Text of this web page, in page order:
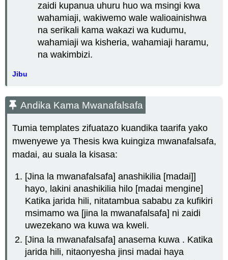
zaidi kupanua uhuru huo wa msingi kwa
wahamiaji, wakiwemo wale walioainishwa
na serikali kama wakazi wa kudumu,
wahamiaji wa kisheria, wahamiaji haramu,
na wakimbizi.
Jibu
Andika Kama Mwanafalsafa
Tumia templates zifuatazo kuandika taarifa yako
mwenyewe ya Thesis kwa kuingiza mwanafalsafa,
madai, au suala la kisasa:
[Jina la mwanafalsafa] anashikilia [madai]]
hayo, lakinianashikilia hilo [madai mengine]
Katika jarida hili, nitatambua sababu za kufikiri
msimamo wa [jina la mwanafalsafa] ni zaidi
uwezekano wa kuwa wa kweli.
[Jina la mwanafalsafa] anasema kuwa . Katika
jarida hili, nitaonyesha jinsi madai haya